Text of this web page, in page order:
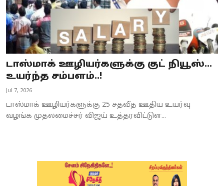
Tamilnadu
National
World
Astrology
Spirituality
Weather
டாஸ்மாக் ஊழியர்களுக்கு குட் நியூஸ்…
உயர்ந்த சம்பளம்..!
Jul 7, 2026
டாஸ்மாக் ஊழியர்களுக்கு 25 சதவீத ஊதிய உயர்வு
வழங்க முதலமைச்சர் விஜய் உத்தரவிட்டுள...